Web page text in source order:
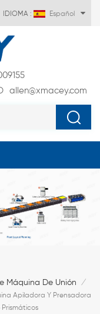
IDIOMA : Español
allen@xmacey.com
Máquina De Unión /
Apiladora Y Prensadora